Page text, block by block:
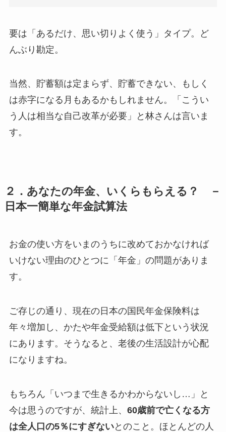
要は「あるだけ、思い切りよく使う」タイプ。ど
んぶり勘定。
当然、貯蓄額は定まらず、貯蓄できない、もしく
は赤字になる月もあるかもしれません。「こうい
う人は相当な自己改革が必要」と林さんは言いま
す。
２．あなたの年金、いくらもらえる？ －
日本一簡単な年金試算法
お金の使い方をいまのうちに改めておかなければ
いけない理由のひとつに「年金」の問題がありま
す。
ご存じの通り、現在の日本の国民年金保険料は
年々増加し、かたや年金受給額は低下という状況
にあります。そうなると、老後の生活設計が心配
になりますね。
もちろん「いつまで生きるかわからないし…」と
今は思うのですが、統計上、 60歳前で亡くなる方
は全人口の5％にすぎないとのこと。ほとんどの人